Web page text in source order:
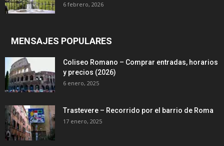
6 febrero, 2026
MENSAJES POPULARES
Coliseo Romano – Comprar entradas, horarios
y precios (2026)
6 enero, 2025
Trastevere – Recorrido por el barrio de Roma
17 enero, 2025